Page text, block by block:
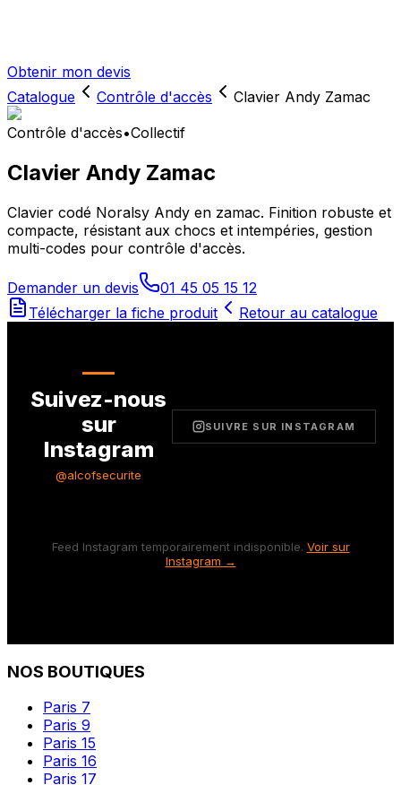
Obtenir mon devis
Catalogue
Contrôle d'accès
Clavier Andy Zamac
Contrôle d'accès•Collectif
Clavier Andy Zamac
Clavier codé Noralsy Andy en zamac. Finition robuste et
compacte, résistant aux chocs et intempéries, gestion
multi-codes pour contrôle d'accès.
Demander un devis
01 45 05 15 12
Télécharger la fiche produit
Retour au catalogue
Suivez-nous
sur
Instagram
@alcofsecurite
SUIVRE SUR INSTAGRAM
Feed Instagram temporairement indisponible. Voir sur
Instagram →
NOS BOUTIQUES
Paris 7
Paris 9
Paris 15
Paris 16
Paris 17